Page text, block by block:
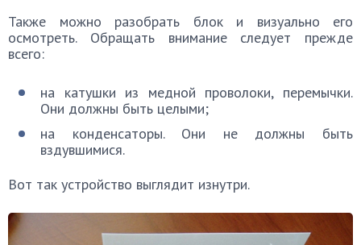
Также можно разобрать блок и визуально его
осмотреть. Обращать внимание следует прежде
всего:
на катушки из медной проволоки, перемычки.
Они должны быть целыми;
на конденсаторы. Они не должны быть
вздувшимися.
Вот так устройство выглядит изнутри.